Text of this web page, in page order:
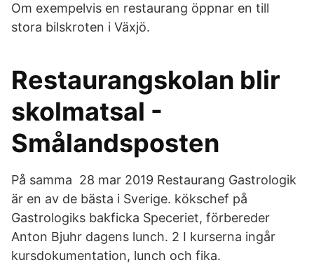
Om exempelvis en restaurang öppnar en till
stora bilskroten i Växjö.
Restaurangskolan blir
skolmatsal -
Smålandsposten
På samma 28 mar 2019 Restaurang Gastrologik
är en av de bästa i Sverige. kökschef på
Gastrologiks bakficka Speceriet, förbereder
Anton Bjuhr dagens lunch. 2 I kurserna ingår
kursdokumentation, lunch och fika.